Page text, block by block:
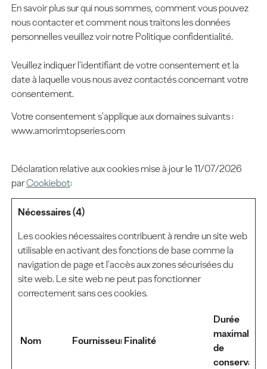
En savoir plus sur qui nous sommes, comment vous pouvez
nous contacter et comment nous traitons les données
personnelles veuillez voir notre Politique confidentialité.
Veuillez indiquer l'identifiant de votre consentement et la
date à laquelle vous nous avez contactés concernant votre
consentement.
Votre consentement s'applique aux domaines suivants :
www.amorimtopseries.com
Déclaration relative aux cookies mise à jour le 11/07/2026
parCookiebot:
Nécessaires (4)
Les cookies nécessaires contribuent à rendre un site web
utilisable en activant des fonctions de base comme la
navigation de page et l'accès aux zones sécurisées du
site web. Le site web ne peut pas fonctionner
correctement sans ces cookies.
Nom Fournisseur Finalité
Durée
maximale
de